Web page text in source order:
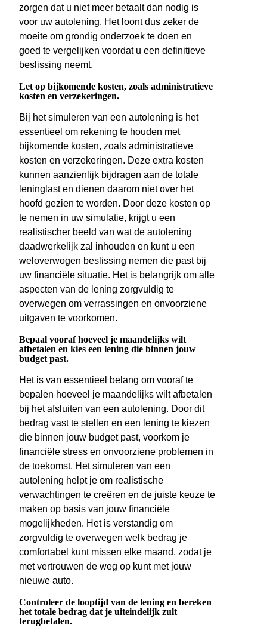
zorgen dat u niet meer betaalt dan nodig is
voor uw autolening. Het loont dus zeker de
moeite om grondig onderzoek te doen en
goed te vergelijken voordat u een definitieve
beslissing neemt.
Let op bijkomende kosten, zoals administratieve
kosten en verzekeringen.
Bij het simuleren van een autolening is het
essentieel om rekening te houden met
bijkomende kosten, zoals administratieve
kosten en verzekeringen. Deze extra kosten
kunnen aanzienlijk bijdragen aan de totale
leninglast en dienen daarom niet over het
hoofd gezien te worden. Door deze kosten op
te nemen in uw simulatie, krijgt u een
realistischer beeld van wat de autolening
daadwerkelijk zal inhouden en kunt u een
weloverwogen beslissing nemen die past bij
uw financiële situatie. Het is belangrijk om alle
aspecten van de lening zorgvuldig te
overwegen om verrassingen en onvoorziene
uitgaven te voorkomen.
Bepaal vooraf hoeveel je maandelijks wilt
afbetalen en kies een lening die binnen jouw
budget past.
Het is van essentieel belang om vooraf te
bepalen hoeveel je maandelijks wilt afbetalen
bij het afsluiten van een autolening. Door dit
bedrag vast te stellen en een lening te kiezen
die binnen jouw budget past, voorkom je
financiële stress en onvoorziene problemen in
de toekomst. Het simuleren van een
autolening helpt je om realistische
verwachtingen te creëren en de juiste keuze te
maken op basis van jouw financiële
mogelijkheden. Het is verstandig om
zorgvuldig te overwegen welk bedrag je
comfortabel kunt missen elke maand, zodat je
met vertrouwen de weg op kunt met jouw
nieuwe auto.
Controleer de looptijd van de lening en bereken
het totale bedrag dat je uiteindelijk zult
terugbetalen.